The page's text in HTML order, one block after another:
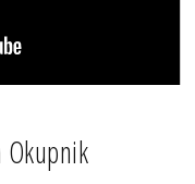
Okupnik